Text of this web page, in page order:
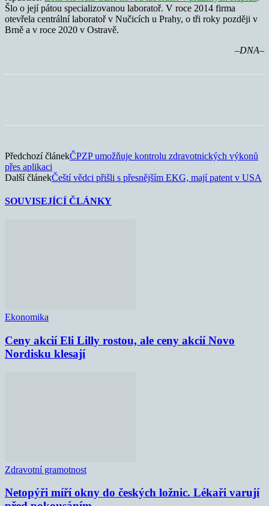
Šlo o její pátou specializovanou laboratoř. V roce 2014 firma
otevřela centrální laboratoř v Nučicích u Prahy, o tři roky později v
Brně a v roce 2020 v Ostravě.
–DNA–
Předchozí článekČPZP umožňuje kontrolu zdravotnických výkonů
přes aplikaci
Další článekČeští vědci přišli s přesnějším EKG, mají patent v USA
SOUVISEJÍCÍ ČLÁNKY
Ekonomika
Ceny akcií Eli Lilly rostou, ale ceny akcií Novo
Nordisku klesají
Zdravotní gramotnost
Netopýři míří okny do českých ložnic. Lékaři varují